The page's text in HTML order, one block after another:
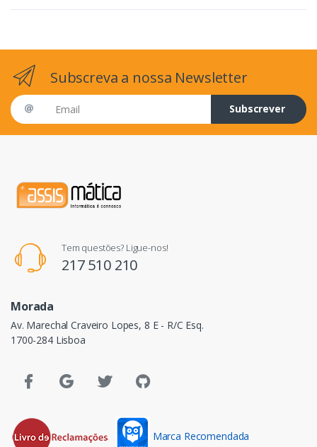
Subscreva a nossa Newsletter
Email address
Subscrever
Tem questões? Ligue-nos!
217 510 210
Morada
Av. Marechal Craveiro Lopes, 8 E - R/C Esq.
1700-284 Lisboa
Marca Recomendada